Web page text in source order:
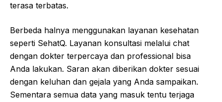
terasa terbatas.
Berbeda halnya menggunakan layanan kesehatan
seperti SehatQ. Layanan konsultasi melalui chat
dengan dokter terpercaya dan professional bisa
Anda lakukan. Saran akan diberikan dokter sesuai
dengan keluhan dan gejala yang Anda sampaikan.
Sementara semua data yang masuk tentu terjaga